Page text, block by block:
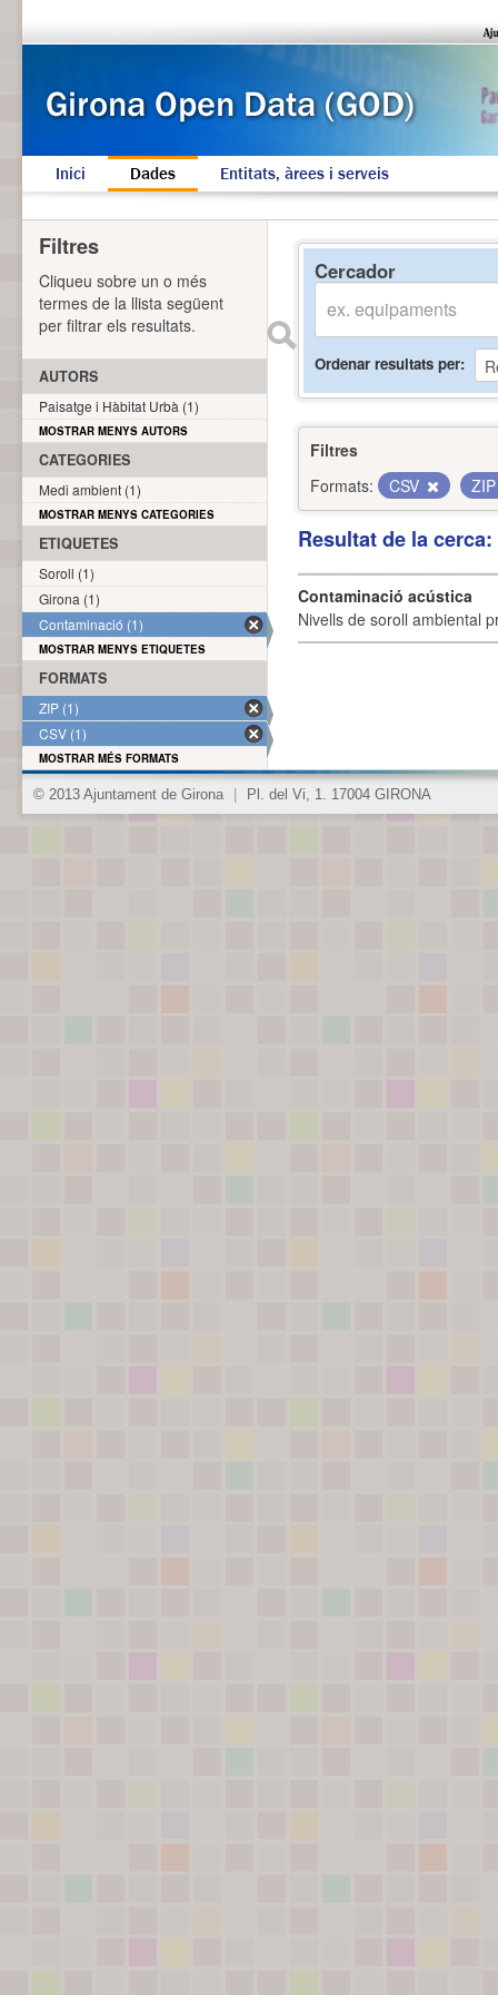
Inici Dades Entitats, àrees i serveis
Cercador
Ordenar resultats per
Filtres
Formats:
CSV
Resultat de la
Contaminació acústica
Nivells de soroll ambiental
Filtres
Cliqueu sobre un o més
termes de la llista següent
per filtrar els resultats.
AUTORS
Paisatge i Hàbitat Urbà (1)
MOSTRAR MENYS AUTORS
CATEGORIES
Medi ambient (1)
MOSTRAR MENYS CATEGORIES
ETIQUETES
Soroll (1)
Girona (1)
Contaminació (1)
MOSTRAR MENYS ETIQUETES
FORMATS
ZIP (1)
CSV (1)
MOSTRAR MÉS FORMATS
© 2013 Ajuntament de Girona Pl. del Vi, 1. 17004 GIRONA